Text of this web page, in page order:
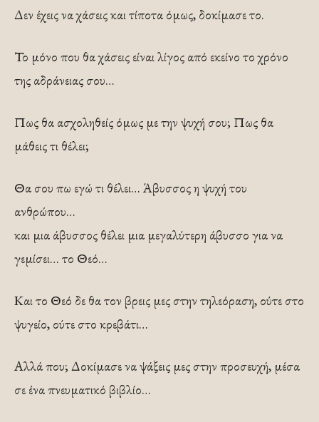
Δεν έχεις να χάσεις και τίποτα όμως, δοκίμασε το.
Το μόνο που θα χάσεις είναι λίγος από εκείνο το χρόνο
της αδράνειας σου…
Πως θα ασχοληθείς όμως με την ψυχή σου; Πως θα
μάθεις τι θέλει;
Θα σου πω εγώ τι θέλει… Άβυσσος η ψυχή του
ανθρώπου…
και μια άβυσσος θέλει μια μεγαλύτερη άβυσσο για να
γεμίσει… το Θεό…
Και το Θεό δε θα τον βρεις μες στην τηλεόραση, ούτε στο
ψυγείο, ούτε στο κρεβάτι…
Αλλά που; Δοκίμασε να ψάξεις μες στην προσευχή, μέσα
σε ένα πνευματικό βιβλίο…